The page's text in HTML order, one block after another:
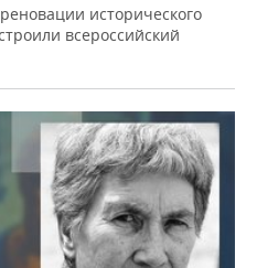
исторического
всероссийский